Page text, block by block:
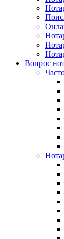
Вопрос